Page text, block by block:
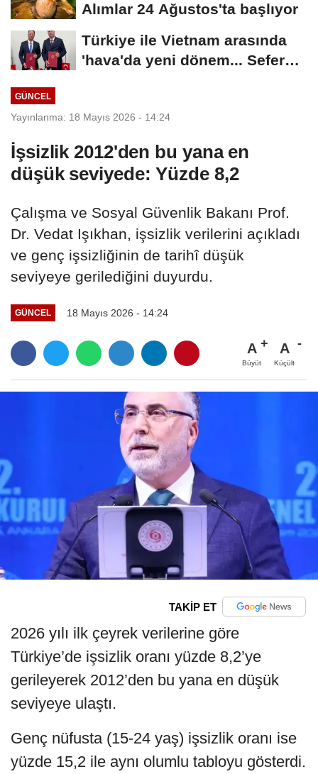
Alımlar 24 Ağustos'ta başlıyor
Türkiye ile Vietnam arasında
'hava'da yeni dönem... Sefer
GÜNCEL
Yayınlanma: 18 Mayıs 2026 - 14:24
İşsizlik 2012'den bu yana en
düşük seviyede: Yüzde 8,2
Çalışma ve Sosyal Güvenlik Bakanı Prof.
Dr. Vedat Işıkhan, işsizlik verilerini açıkladı
ve genç işsizliğinin de tarihî düşük
seviyeye gerilediğini duyurdu.
GÜNCEL 18 Mayıs 2026 - 14:24
A
Büyüt
A
Küçült
TAKİP ET
2026 yılı ilk çeyrek verilerine göre
Türkiye’de işsizlik oranı yüzde 8,2’ye
gerileyerek 2012’den bu yana en düşük
seviyeye ulaştı.
Genç nüfusta (15-24 yaş) işsizlik oranı ise
yüzde 15,2 ile aynı olumlu tabloyu gösterdi.